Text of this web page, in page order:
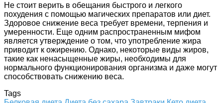
Не стоит верить в обещания быстрого и легкого
похудения с помощью магических препаратов или диет.
Здоровое снижение веса требует времени, терпения и
умеренности. Еще одним распространенным мифом
является утверждение о том, что употребление жира
приводит к ожирению. Однако, некоторые виды жиров,
такие как ненасыщенные жиры, необходимы для
нормального функционирования организма и даже могут
способствовать снижению веса.
Tags